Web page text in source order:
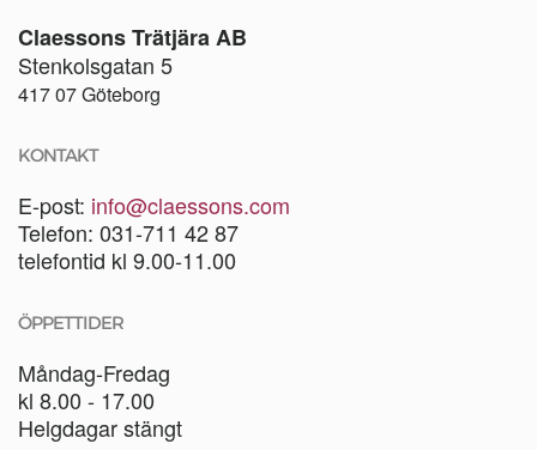
Claessons Trätjära AB
Stenkolsgatan 5
417 07 Göteborg
KONTAKT
E-post: info@claessons.com
Telefon: 031-711 42 87
telefontid kl 9.00-11.00
ÖPPETTIDER
Måndag-Fredag
kl 8.00 - 17.00
Helgdagar stängt